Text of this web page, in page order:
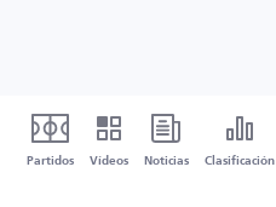
Partidos Vídeos Noticias Clasificación